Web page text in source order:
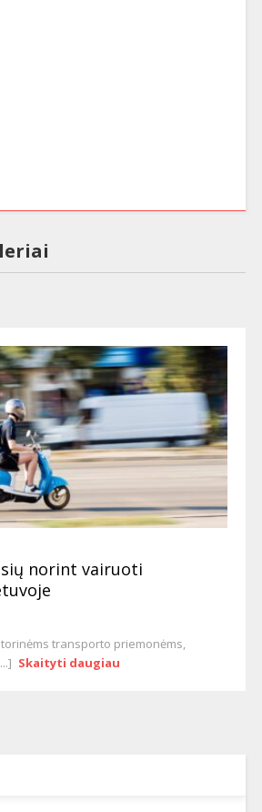
norint vairuoti
transporto priemonėms,
Skaityti daugiau